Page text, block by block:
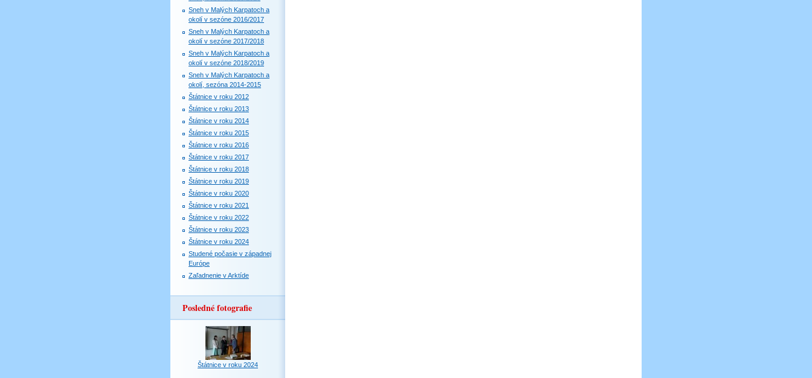
Sneh v Malých Karpatoch a
okolí v sezóne 2016/2017
Sneh v Malých Karpatoch a
okolí v sezóne 2017/2018
Sneh v Malých Karpatoch a
okolí v sezóne 2018/2019
Sneh v Malých Karpatoch a
okolí, sezóna 2014-2015
Štátnice v roku 2012
Štátnice v roku 2013
Štátnice v roku 2014
Štátnice v roku 2015
Štátnice v roku 2016
Štátnice v roku 2017
Štátnice v roku 2018
Štátnice v roku 2019
Štátnice v roku 2020
Štátnice v roku 2021
Štátnice v roku 2022
Štátnice v roku 2023
Štátnice v roku 2024
Studené počasie v západnej
Európe
Zaľadnenie v Arktíde
Posledné fotografie
Štátnice v roku 2024